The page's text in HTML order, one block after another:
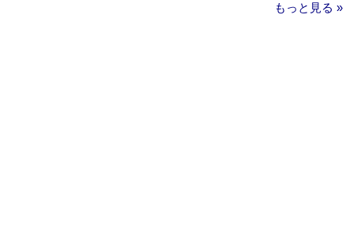
もっと見る »